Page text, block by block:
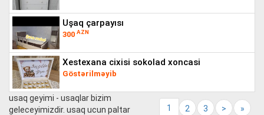
uşaq çarpayısı
300 AZN
xestexana cixisi sokolad xoncasi
Göstərilməyib
1 2 3 > »
usaq geyimi - usaqlar bizim
geleceyimizdir. usaq ucun paltar